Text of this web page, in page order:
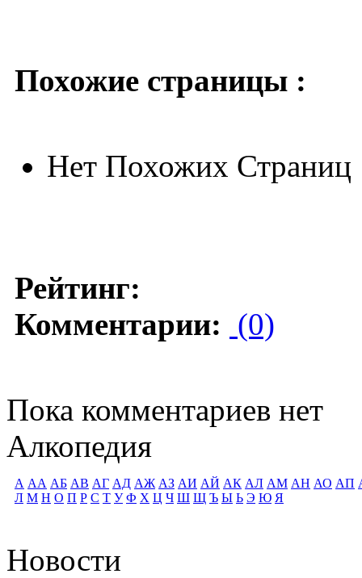
Похожие страницы :
Нет Похожих Страниц
Рейтинг:
Комментарии: (0)
Пока комментариев нет
Алкопедия
А АА АБ АВ АГ АД АЖ АЗ АИ АЙ АК АЛ АМ АН АО АП
Л М Н О П Р С Т У Ф Х Ц Ч Ш Щ Ъ Ы Ь Э Ю Я
Новости